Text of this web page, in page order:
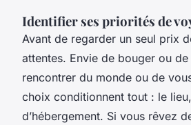
Identifier ses priorités de
Avant de regarder un seul prix
attentes. Envie de bouger ou
rencontrer du monde ou de
choix conditionnent tout : le
d’hébergement. Si vous rêvez